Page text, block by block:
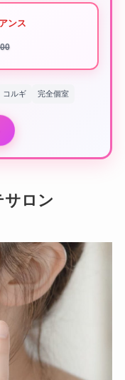
ンス
コルギ 完全個室
サロン